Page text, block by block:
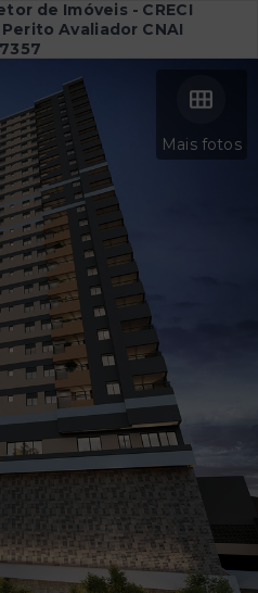
de Imóveis - CRECI
Avaliador CNAI
Mais fotos